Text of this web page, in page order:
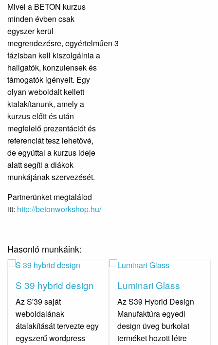
Mivel a BETON kurzus
minden évben csak
egyszer kerül
megrendezésre, egyértelműen 3
fázisban kell kiszolgálnia a
hallgatók, konzulensek és
támogatók igényeit. Egy
olyan weboldalt kellett
kialakítanunk, amely a
kurzus előtt és után
megfelelő prezentációt és
referenciát tesz lehetővé,
de egyúttal a kurzus ideje
alatt segíti a diákok
munkájának szervezését.
Partnerünket megtalálod
itt: http://betonworkshop.hu/
Hasonló munkáink:
S 39 hybrid design
Az S'39 saját
weboldalának
átalakítását tervezte egy
egyszerű wordpress
Luminari Glass
Az S39 Hybrid Design
Manufaktúra egyedi
design üveg burkolat
terméket hozott létre